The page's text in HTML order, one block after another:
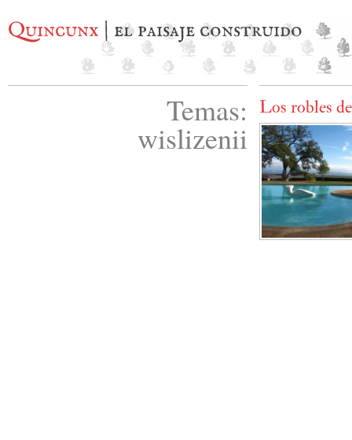
Quincunx | el paisaje construido
Temas:
wislizenii
Los robles